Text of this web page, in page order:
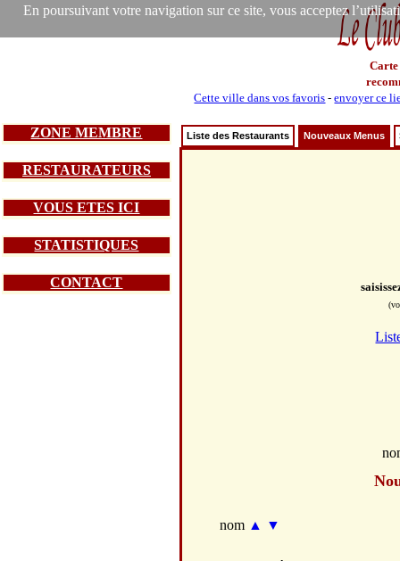
En poursuivant votre navigation sur ce site, vous acceptez
Carte
Cette ville dans vos favoris -envoyer ce
ZONE MEMBRE
RESTAURATEURS
VOUS ETES ICI
STATISTIQUES
CONTACT
Liste des Restaurants Nouveaux Menus
nom ▲ ▼